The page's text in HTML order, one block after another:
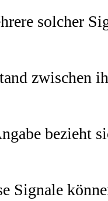
solcher
zwischen
bezieht
Signale